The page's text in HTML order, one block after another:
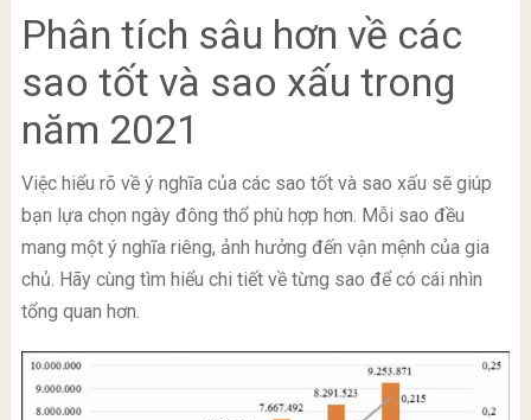
Phân tích sâu hơn về các
sao tốt và sao xấu trong
năm 2021
Việc hiểu rõ về ý nghĩa của các sao tốt và sao xấu sẽ giúp
bạn lựa chọn ngày đông thổ phù hợp hơn. Mỗi sao đều
mang một ý nghĩa riêng, ảnh hưởng đến vận mệnh của gia
chủ. Hãy cùng tìm hiểu chi tiết về từng sao để có cái nhìn
tổng quan hơn.